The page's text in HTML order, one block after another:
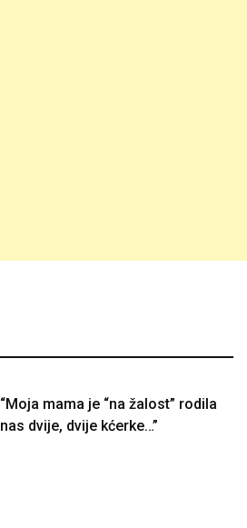
“Moja mama je “na žalost” rodila
nas dvije, dvije kćerke…”